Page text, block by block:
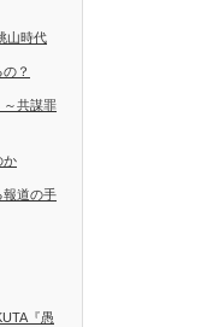
山時代
？
～共謀罪
か
報道の手
『愚